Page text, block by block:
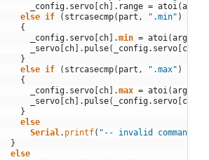
_config. servo ch . range = atoi(arg
else if ( strcasecmp( part , ".min" )
{
_config. servo ch .min = atoi(arg
_servo ch . pulse( _config. servo ch
}
else if ( strcasecmp( part , ".max" )
{
_config. servo ch .max = atoi(arg
_servo ch . pulse( _config. servo ch
}
else
Serial. printf( "-- invalid command
}
else